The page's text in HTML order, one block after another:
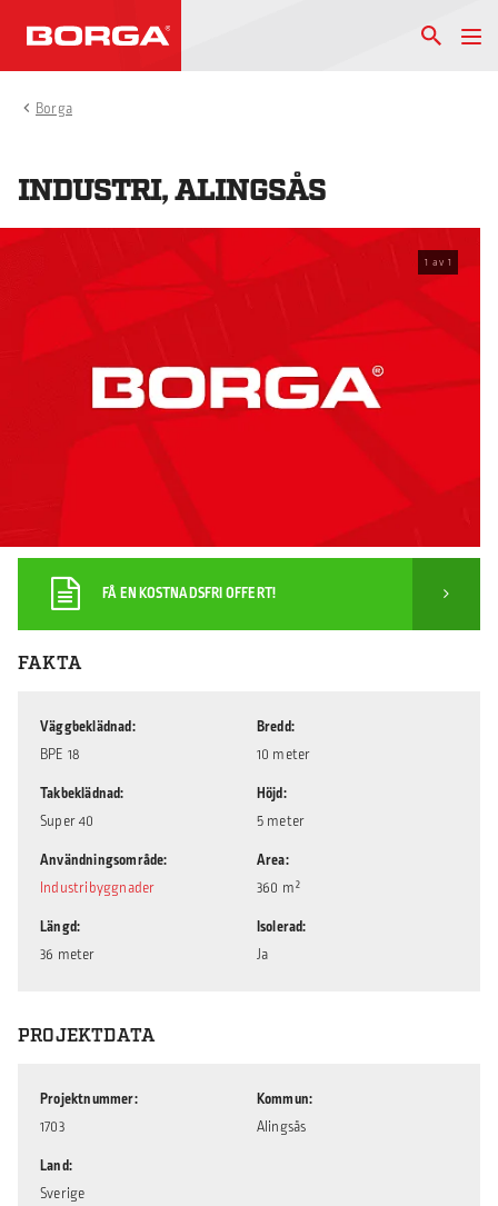
Borga
INDUSTRI, ALINGSÅS
1 av 1
FÅ EN KOSTNADSFRI OFFERT!
FAKTA
Väggbeklädnad
BPE 18
Takbeklädnad
Super 40
Användningsområde
Industribyggnader
Längd
36 meter
Bredd
10 meter
Höjd
5 meter
Area
360 m²
Isolerad
Ja
PROJEKTDATA
Projektnummer
1703
Land
Sverige
Kommun
Alingsås